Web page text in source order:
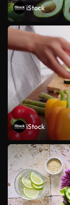
iStock
iStock